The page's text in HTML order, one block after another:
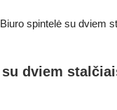
Biuro spintelė su dviem
dviem